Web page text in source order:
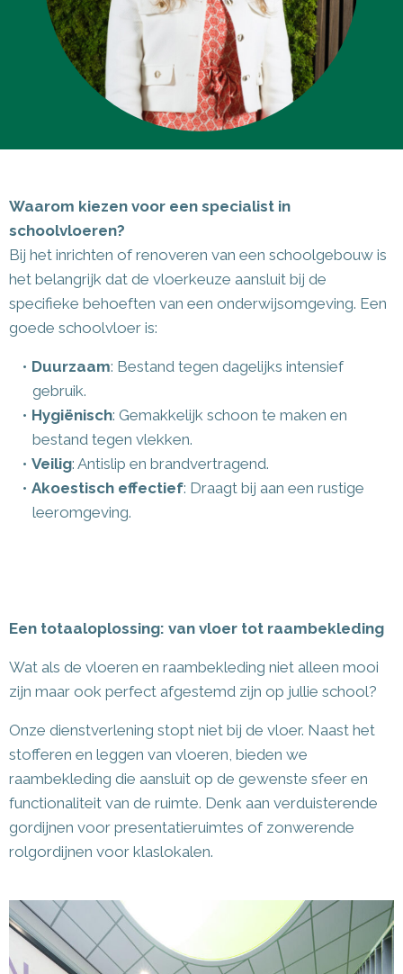
Waarom kiezen voor een specialist in
schoolvloeren?
Bij het inrichten of renoveren van een schoolgebouw is
het belangrijk dat de vloerkeuze aansluit bij de
specifieke behoeften van een onderwijsomgeving. Een
goede schoolvloer is:
Duurzaam: Bestand tegen dagelijks intensief
gebruik.
Hygiënisch: Gemakkelijk schoon te maken en
bestand tegen vlekken.
Veilig: Antislip en brandvertragend.
Akoestisch effectief: Draagt bij aan een rustige
leeromgeving.
Een totaaloplossing: van vloer tot raambekleding
Wat als de vloeren en raambekleding niet alleen mooi
zijn maar ook perfect afgestemd zijn op jullie school?
Onze dienstverlening stopt niet bij de vloer. Naast het
stofferen en leggen van vloeren, bieden we
raambekleding die aansluit op de gewenste sfeer en
functionaliteit van de ruimte. Denk aan verduisterende
gordijnen voor presentatieruimtes of zonwerende
rolgordijnen voor klaslokalen.